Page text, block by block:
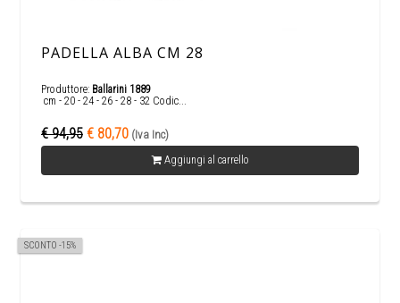
PADELLA ALBA CM 28
Produttore: Ballarini 1889
cm - 20 - 24 - 26 - 28 - 32 Codic...
€ 94,95 € 80,70 (Iva Inc)
Aggiungi al carrello
SCONTO -15%